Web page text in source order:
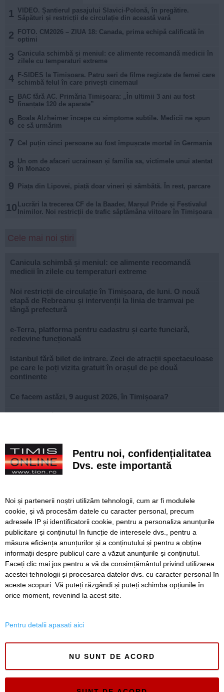
1 VIDEO. Șantierul pasajului Slavici-Polonă, în pregătire.
Săpături și restricții de circulație din această vară
2
FOTO. CM2026 – ZIUA 18: Canada, prima echipă calificată în
optimi
3 Canicula schimbă și meniul: ce alimente recomandă medicii în
zilele cu temperaturi extreme
4
F-SIDES la Timișoara. Patru seri de filme regizate de femei care
schimbă felul în care privești cinemaul
5
BAC fără AC. Primăria Timișoara: „În ultimii 3 ani au fost
finanțate 120 de aparate”
6
Boala Alzheimer începe cu simptome subtile. Medicii ne spun
ce să urmărim
7 Cel puțin cinci persoane au fost împușcate mortal în Germania
8
Un om de afaceri ucrainean și familia sa, victimele unui atentat
în Monaco
9 Piața din Lipovei, piață doar vineri și sâmbătă. În rest, parcare
10
Lucrări la trecerea CF de la Baader, Marșul Pride și Festivalul
Inimilor. Noi restricții de trafic săptămâna viitoare în Timișoara
Cele mai noi știri
Canicula schimbă și meniul: ce alimente recomandă
medicii în zilele cu temperaturi extreme
Noi restricții de circulație în Timișoara, de luni. O nouă
etapă de Rebreanu și intervenții la linia de tramvai pe
lângă prefectură
e-Terra, platforma pentru cadastru și carte funciară,
redevine funcțională
Istanbul fără bilet de intrare. Zeci de atracții spectaculoase
pe care le poți vizita gratuit în orașul de pe două
continente
Ce facem astăzi, 9 august 2026, în Timișoara?
Construcție impresionantă din Imperiul Roman, scoasă la
iveală de nivelul scăzut al Dunării
Continuă modernizarea centrului pietonal al Lugojului.
Poli scapă de înfrângere, dar pleacă doar cu un punct din
deplasarea cu Șelimbăr
Noi puncte de hidratare în oraș. S-a alăturat și mediul
privat inițiativei Primăriei Timișoara
SERVICII Redactia
Folosinta Cookie-urilor
Pentru noi, confidențialitatea
Dvs. este importantă
Noi și partenerii noștri utilizăm tehnologii, cum ar fi modulele
cookie, și vă procesăm datele cu caracter personal, precum
adresele IP și identificatorii cookie, pentru a personaliza anunțurile
publicitare și conținutul în funcție de interesele dvs., pentru a
măsura eficiența anunțurilor și a conținutului și pentru a obține
informații despre publicul care a văzut anunțurile și conținutul.
Faceți clic mai jos pentru a vă da consimțământul privind utilizarea
acestei tehnologii și procesarea datelor dvs. cu caracter personal în
aceste scopuri. Vă puteți răzgândi și puteți schimba opțiunile în
orice moment, revenind la acest site.
Pentru detalii apasati aici
NU SUNT DE ACORD